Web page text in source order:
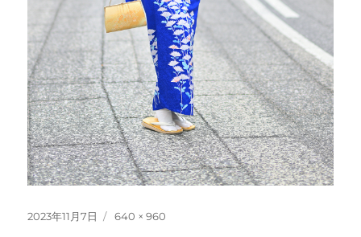
投
2023年11月7日
フ
640 × 960